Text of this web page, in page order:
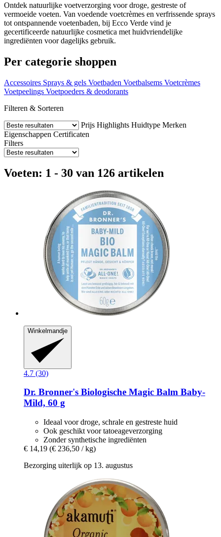
Ontdek natuurlijke voetverzorging voor droge, gestreste of
vermoeide voeten. Van voedende voetcrèmes en verfrissende sprays
tot ontspannende voetenbaden, bij Ecco Verde vind je
gecertificeerde natuurlijke cosmetica met huidvriendelijke
ingrediënten voor dagelijks gebruik.
Per categorie shoppen
Accessoires Sprays & gels Voetbaden Voetbalsems Voetcrèmes
Voetpeelings Voetpoeders & deodorants
Filteren & Sorteren
Prijs Highlights Huidtype Merken
Eigenschappen Certificaten
Filters
Voeten: 1 - 30 van 126 artikelen
Winkelmandje
4.7 (30)
Dr. Bronner's Biologische Magic Balm Baby-​
Mild, 60 g
Ideaal voor droge, schrale en gestreste huid
Ook geschikt voor tatoeageverzorging
Zonder synthetische ingrediënten
€ 14,19 (€ 236,50 / kg)
Bezorging uiterlijk op 13. augustus